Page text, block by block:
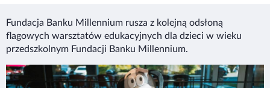
Fundacja Banku Millennium rusza z kolejną odsłoną
flagowych warsztatów edukacyjnych dla dzieci w wieku
przedszkolnym Fundacji Banku Millennium.